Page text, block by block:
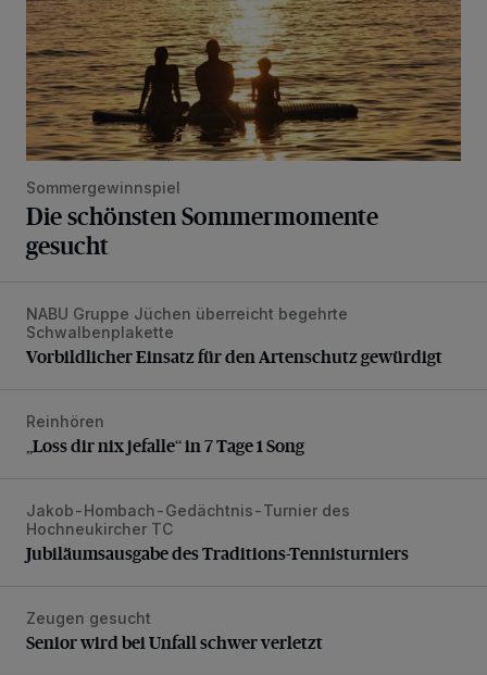
Sommergewinnspiel
Die schönsten Sommermomente
gesucht
Vorbildlicher Einsatz für den Artenschutz gewürdigt
NABU Gruppe Jüchen überreicht begehrte
Schwalbenplakette
Vorbildlicher Einsatz für den Artenschutz gewürdigt
„Loss dir nix jefalle“ in 7 Tage 1 Song
Reinhören
„Loss dir nix jefalle“ in 7 Tage 1 Song
Jubiläumsausgabe des Traditions-Tennisturniers
Jakob-Hombach-Gedächtnis-Turnier des
Hochneukircher TC
Jubiläumsausgabe des Traditions-Tennisturniers
Senior wird bei Unfall schwer verletzt
Zeugen gesucht
Senior wird bei Unfall schwer verletzt